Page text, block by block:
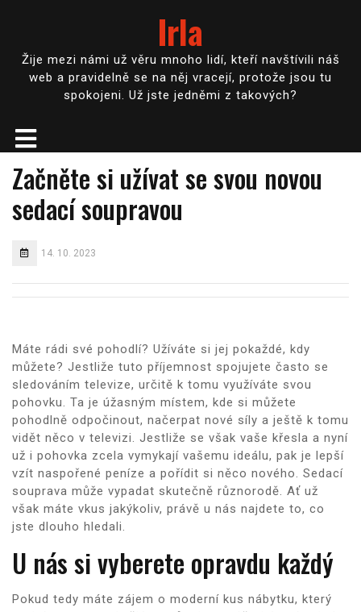
Irla
Žije mezi námi už věru mnoho lidí, kteří navštívili náš
web a pravidelně se na něj vracejí, protože jsou tu
spokojeni. Už jste jedněmi z takových?
Začněte si užívat se svou novou
sedací soupravou
14. 10. 2023
Máte rádi své pohodlí? Užíváte si jej pokaždé, kdy
můžete? Jestliže tuto příjemnost spojujete často se
sledováním televize, určitě k tomu využíváte svou
pohovku. Ta je úžasným místem, kde si můžete
pohodlně odpočinout, načerpat nové síly a ještě k tomu
vidět něco v televizi. Jestliže se však vaše křesla a nyní
už i pohovka zcela vymykají vašemu ideálu, pak je lepší
vzít naspořené peníze a pořídit si něco nového. Sedací
souprava může vypadat skutečně různorodě. Ať už
však máte vkus jakýkoliv, právě u nás najdete to, co
jste dlouho hledali.
U nás si vyberete opravdu každý
Pokud tedy máte zájem o moderní kus nábytku, který